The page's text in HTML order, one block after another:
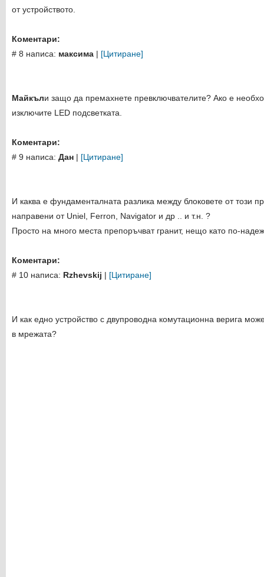
от устройството.
Коментари:
# 8 написа: максима | [Цитиране]
Майкъли защо да премахнете превключвателите? Ако е
изключите LED подсветката.
Коментари:
# 9 написа: Дан | [Цитиране]
И каква е фундаменталната разлика между блоковете от този
направени от Uniel, Ferron, Navigator и др .. и т.н. ?
Просто на много места препоръчват гранит, нещо като по-
Коментари:
# 10 написа: Rzhevskij | [Цитиране]
И как едно устройство с двупроводна комутационна верига
в мрежата?